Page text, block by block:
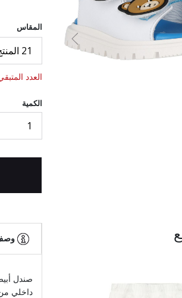
السابق
المقاس
21 المنتج متوفر 1 فقط.
العدد المتبقي: 1
الكمية
1
صندل
داخلي من